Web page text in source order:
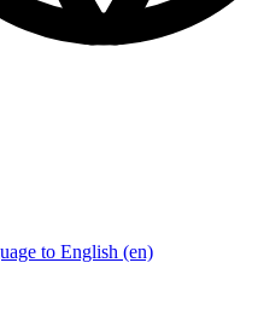
to English (en)